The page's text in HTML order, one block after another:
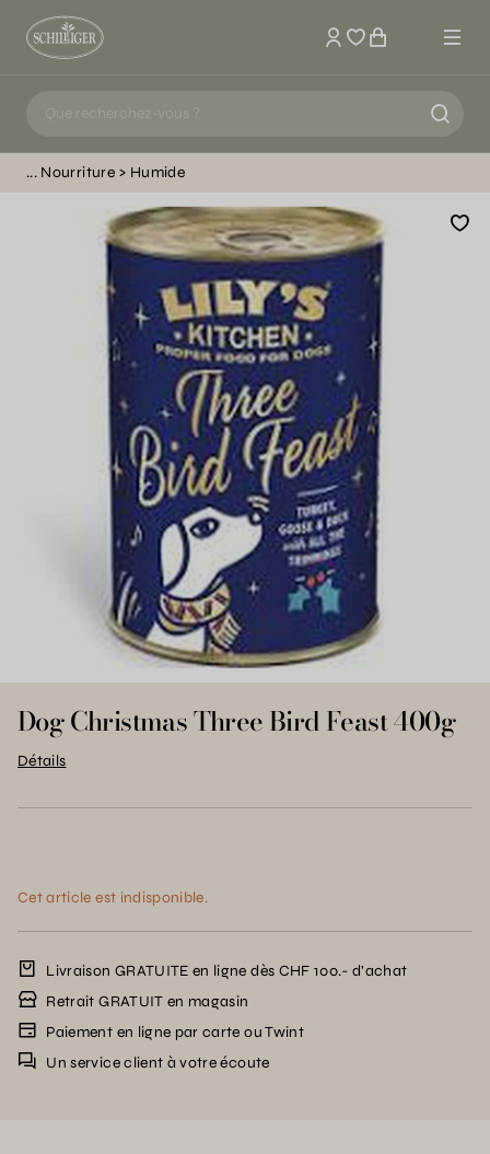
Mon compte
Nourriture Humide
Dog Christmas Three Bird Feast 400g
Détails
Cet article est indisponible.
Livraison GRATUITE en ligne dès CHF 100.- d’achat
Retrait GRATUIT en magasin
Paiement en ligne par carte ou Twint
Un service client à votre écoute